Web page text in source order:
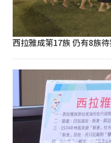
西拉雅成第17族 仍有8族